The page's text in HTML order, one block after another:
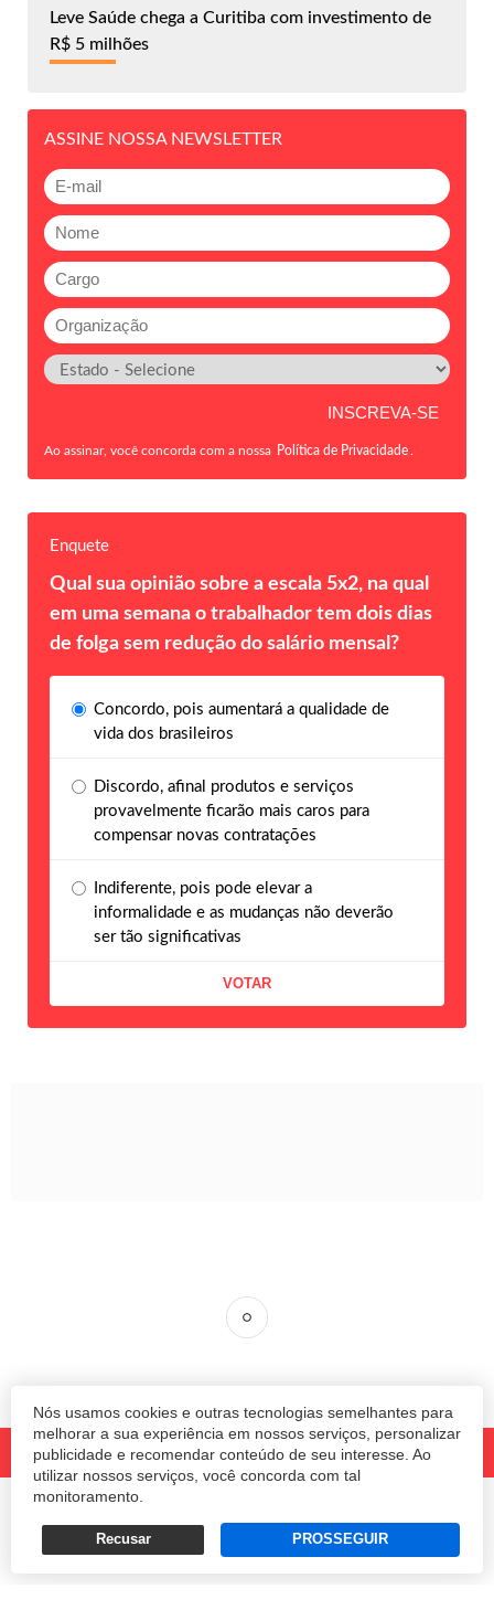
Nós usamos cookies e outras tecnologias semelhantes para
melhorar a sua experiência em nossos serviços, personalizar
publicidade e recomendar conteúdo de seu interesse. Ao
utilizar nossos serviços, você concorda com tal
monitoramento.
Recusar PROSSEGUIR
Leve Saúde chega a Curitiba com investimento de
R$ 5 milhões
ASSINE NOSSA NEWSLETTER
Ao assinar, você concorda com a nossa Política de Privacidade
Enquete
Qual sua opinião sobre a escala 5x2, na qual
em uma semana o trabalhador tem dois dias
de folga sem redução do salário mensal?
Concordo, pois aumentará a qualidade de
vida dos brasileiros
Discordo, afinal produtos e serviços
provavelmente ficarão mais caros para
compensar novas contratações
Indiferente, pois pode elevar a
informalidade e as mudanças não deverão
ser tão significativas
Termos e Políticas de Uso Privacidade